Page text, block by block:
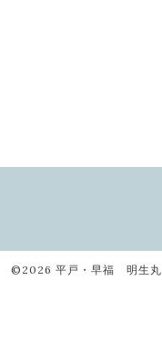
©2026 平戸・早福 明生丸